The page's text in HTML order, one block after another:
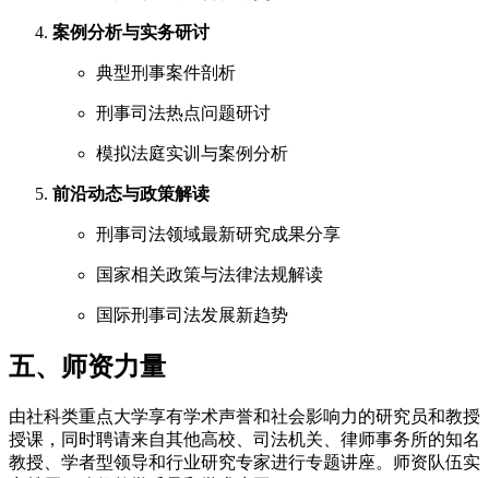
案例分析与实务研讨
典型刑事案件剖析
刑事司法热点问题研讨
模拟法庭实训与案例分析
前沿动态与政策解读
刑事司法领域最新研究成果分享
国家相关政策与法律法规解读
国际刑事司法发展新趋势
五、师资力量
由社科类重点大学享有学术声誉和社会影响力的研究员和教授
授课，同时聘请来自其他高校、司法机关、律师事务所的知名
教授、学者型领导和行业研究专家进行专题讲座。师资队伍实